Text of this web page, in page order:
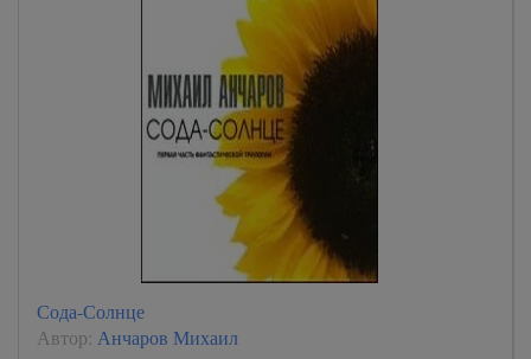
Сода-Солнце
Автор: Анчаров Михаил